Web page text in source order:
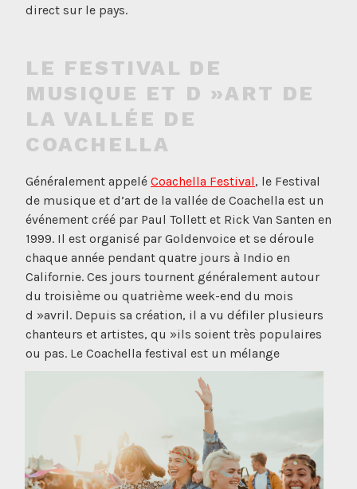
direct sur le pays.
LE FESTIVAL DE
MUSIQUE ET D »ART DE
LA VALLÉE DE
COACHELLA
Généralement appelé Coachella Festival, le Festival
de musique et d’art de la vallée de Coachella est un
événement créé par Paul Tollett et Rick Van Santen en
1999. Il est organisé par Goldenvoice et se déroule
chaque année pendant quatre jours à Indio en
Californie. Ces jours tournent généralement autour
du troisième ou quatrième week-end du mois
d »avril. Depuis sa création, il a vu défiler plusieurs
chanteurs et artistes, qu »ils soient très populaires
ou pas. Le Coachella festival est un mélange